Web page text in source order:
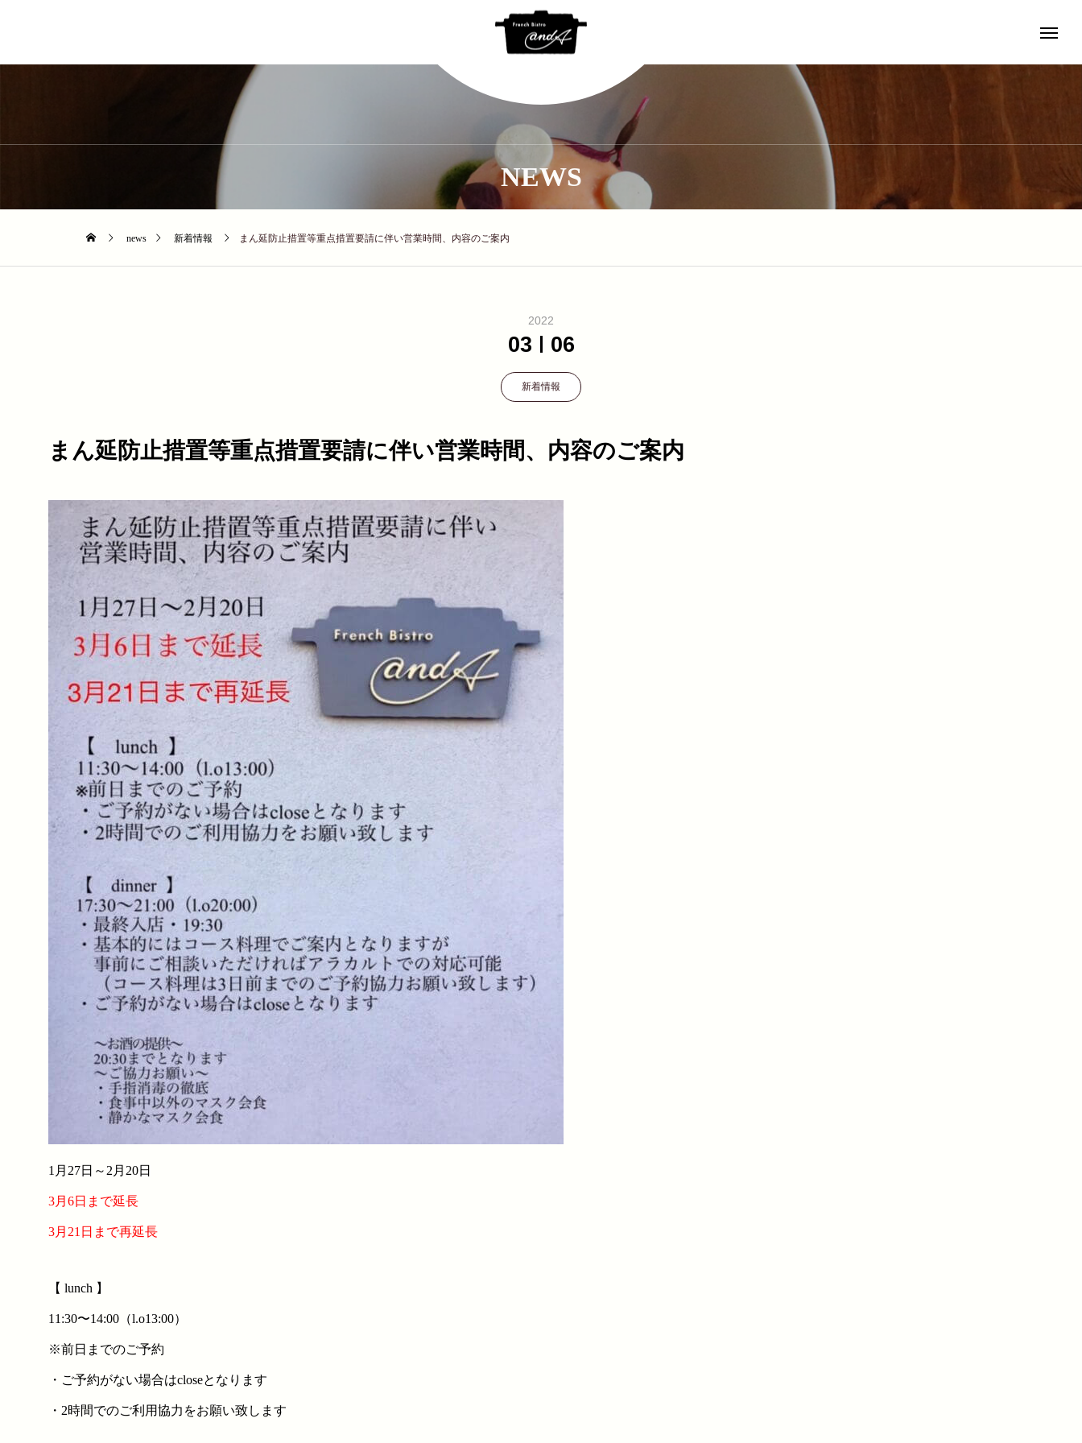
NEWS
news 新着情報 まん延防止措置等重点措置要請に伴い営業時間、内容のご案内
2022
03 06
新着情報
まん延防止措置等重点措置要請に伴い営業時間、内容のご案内
1月27日～2月20日
3月6日まで延長
3月21日まで再延長
【 lunch 】
11:30〜14:00（l.o13:00）
※前日までのご予約
・ご予約がない場合はcloseとなります
・2時間でのご利用協力をお願い致します